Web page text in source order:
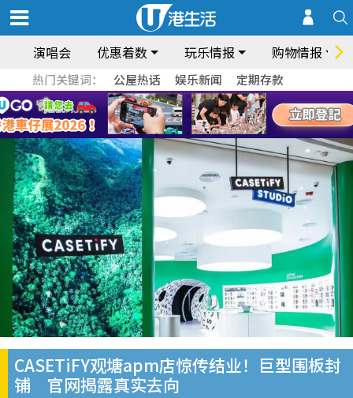
演唱会 优惠着数 玩乐情报 购物情报
热门关键词： 公屋热话 娱乐新闻 定期存款
CASETiFY观塘apm店惊传结业！巨型围板封
铺 官网揭露真实去向